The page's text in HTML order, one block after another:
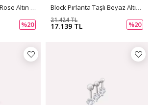
Aster Pırlanta Taşlı Rose Altın Tek Küpe
%20
Block Pırlanta Taşlı Beyaz Altın Tek Küpe
17.139 TL
21.424 TL
%20